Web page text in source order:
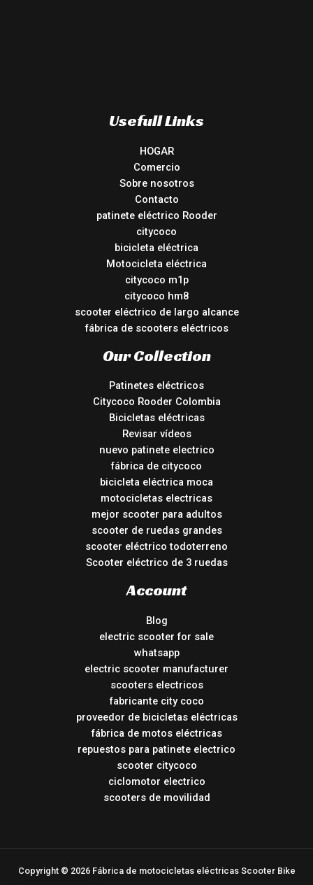
Usefull Links
HOGAR
Comercio
Sobre nosotros
Contacto
patinete eléctrico Rooder
citycoco
bicicleta eléctrica
Motocicleta eléctrica
citycoco m1p
citycoco hm8
scooter eléctrico de largo alcance
fábrica de scooters eléctricos
Our Collection
Patinetes eléctricos
Citycoco Rooder Colombia
Bicicletas eléctricas
Revisar vídeos
nuevo patinete electrico
fábrica de citycoco
bicicleta eléctrica moca
motocicletas electricas
mejor scooter para adultos
scooter de ruedas grandes
scooter eléctrico todoterreno
Scooter eléctrico de 3 ruedas
Account
Blog
electric scooter for sale
whatsapp
electric scooter manufacturer
scooters electricos
fabricante city coco
proveedor de bicicletas eléctricas
fábrica de motos eléctricas
repuestos para patinete electrico
scooter citycoco
ciclomotor electrico
scooters de movilidad
Copyright © 2026 Fábrica de motocicletas eléctricas Scooter Bike